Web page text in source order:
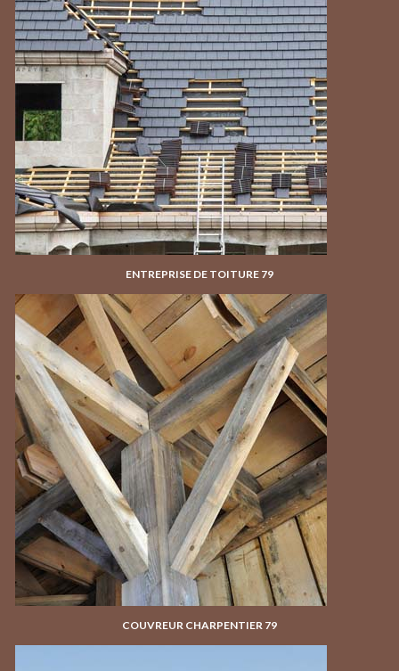
ENTREPRISE DE TOITURE 79
COUVREUR CHARPENTIER 79